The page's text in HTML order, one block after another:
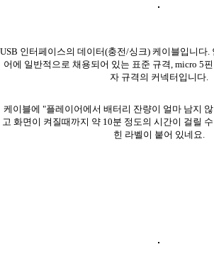
USB 인터페이스의 데이터(충전/싱크) 케이블입니다.
어에 일반적으로 채용되어 있는 표준 규격, micro 5
자 규격의 커넥터입니다.
케이블에 "플레이어에서 배터리 잔량이 얼마 남지
고 화면이 켜질때까지 약 10분 정도의 시간이 걸릴
힌 라벨이 붙어 있네요.